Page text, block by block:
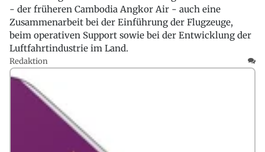
- der früheren Cambodia Angkor Air - auch eine
Zusammenarbeit bei der Einführung der Flugzeuge,
beim operativen Support sowie bei der Entwicklung der
Luftfahrtindustrie im Land.
Redaktion